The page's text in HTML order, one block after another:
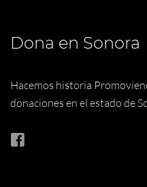
Dona en Sonora
Hacemos historia
donaciones en el estado de